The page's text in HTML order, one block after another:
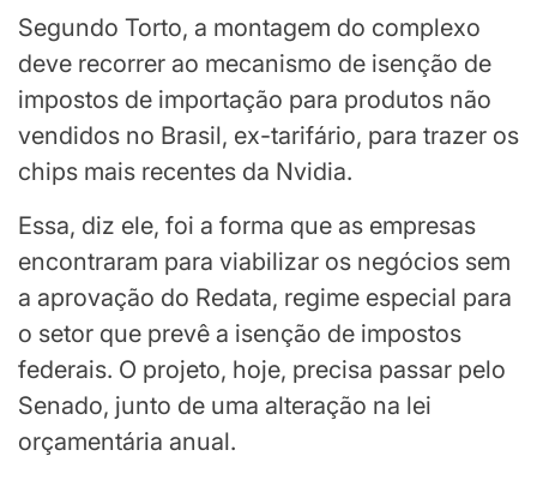
Segundo Torto, a montagem do complexo
deve recorrer ao mecanismo de isenção de
impostos de importação para produtos não
vendidos no Brasil, ex-tarifário, para trazer os
chips mais recentes da Nvidia.
Essa, diz ele, foi a forma que as empresas
encontraram para viabilizar os negócios sem
a aprovação do Redata, regime especial para
o setor que prevê a isenção de impostos
federais. O projeto, hoje, precisa passar pelo
Senado, junto de uma alteração na lei
orçamentária anual.